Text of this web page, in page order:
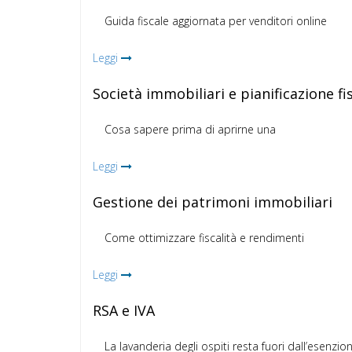
Guida fiscale aggiornata per venditori online
Leggi
Società immobiliari e pianificazione
Cosa sapere prima di aprirne una
Leggi
Gestione dei patrimoni immobiliari
Come ottimizzare fiscalità e rendimenti
Leggi
RSA e IVA
La lavanderia degli ospiti resta fuori